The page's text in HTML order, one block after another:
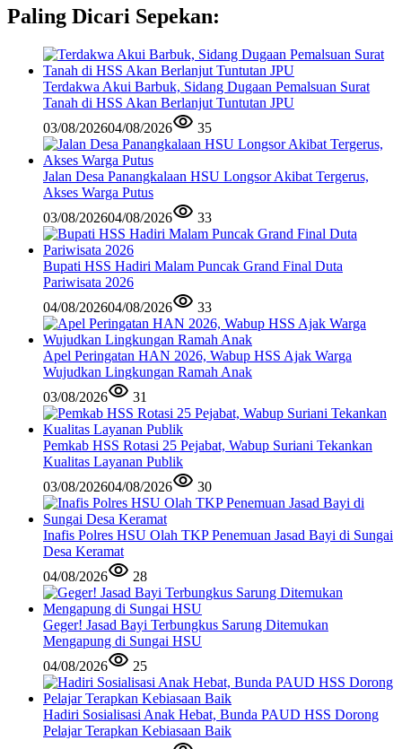
Paling Dicari Sepekan:
Terdakwa Akui Barbuk, Sidang Dugaan Pemalsuan Surat
Tanah di HSS Akan Berlanjut Tuntutan JPU
03/08/202604/08/2026 35
Jalan Desa Panangkalaan HSU Longsor Akibat Tergerus,
Akses Warga Putus
03/08/202604/08/2026 33
Bupati HSS Hadiri Malam Puncak Grand Final Duta
Pariwisata 2026
04/08/202604/08/2026 33
Apel Peringatan HAN 2026, Wabup HSS Ajak Warga
Wujudkan Lingkungan Ramah Anak
03/08/2026
31
Pemkab HSS Rotasi 25 Pejabat, Wabup Suriani Tekankan
Kualitas Layanan Publik
03/08/202604/08/2026 30
Inafis Polres HSU Olah TKP Penemuan Jasad Bayi di Sungai
Desa Keramat
04/08/2026
28
Geger! Jasad Bayi Terbungkus Sarung Ditemukan
Mengapung di Sungai HSU
04/08/2026
25
Hadiri Sosialisasi Anak Hebat, Bunda PAUD HSS Dorong
Pelajar Terapkan Kebiasaan Baik